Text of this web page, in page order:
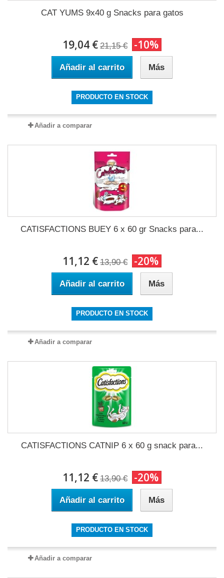
CAT YUMS 9x40 g Snacks para gatos
19,04 € 21,15 € -10%
Añadir al carrito Más
PRODUCTO EN STOCK
Añadir a comparar
CATISFACTIONS BUEY 6 x 60 gr Snacks para...
11,12 € 13,90 € -20%
Añadir al carrito Más
PRODUCTO EN STOCK
Añadir a comparar
CATISFACTIONS CATNIP 6 x 60 g snack para...
11,12 € 13,90 € -20%
Añadir al carrito Más
PRODUCTO EN STOCK
Añadir a comparar